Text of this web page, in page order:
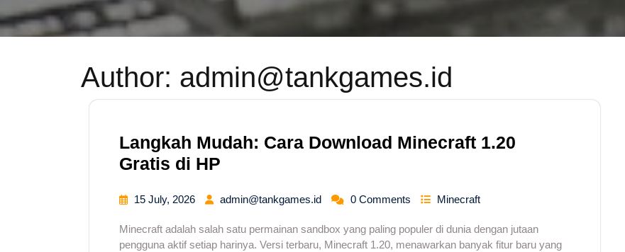
Author: admin@tankgames.id
Langkah Mudah: Cara Download Minecraft 1.20
Gratis di HP
15 July, 2026 admin@tankgames.id 0 Comments Minecraft
Minecraft adalah salah satu permainan sandbox yang paling populer di dunia dengan jutaan
pengguna aktif setiap harinya. Versi terbaru, Minecraft 1.20, menawarkan banyak fitur baru yang